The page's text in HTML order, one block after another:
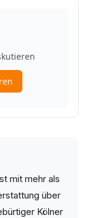
mit mehr als
über
Kölner